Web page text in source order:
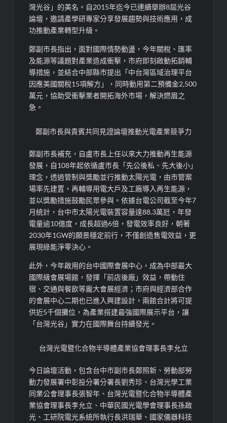
灣光谷」的美名。自2015年迄今已連續舉辦8屆光谷
論壇，邀請產學研專家分享發展趨勢與技術應用，成
功推動產業轉型升級。
鄭副市長指出，面對國際情勢動盪，今年關稅、匯率
及能源等議題對產業造成衝擊，市府即刻啟動拓銷輔
導措施，並結合中部縣市提出「中台灣區域治理平台
因應美國關稅15項解方」，同時動用第二預備金2,500
萬元，協助受衝擊業者開拓海外市場，解決燃眉之
急。
鄭副市長與貴賓共同見證論壇推動光電產業競爭力
鄭副市長補充，自盧市長上任以來大力推動再生能源
發展，自108年起依循盧市長「先公後私、先大後小」
理念，透過管制與獎勵並行推動太陽光電，由市管案
場率先建置，再輔導用電大戶及工廠導入再生能源，
並以獎勵措施鼓勵民眾參與。依據台電公司截至今年7
月統計，台中市太陽光電裝置容量達88.3萬瓩，年發
電量逾10億度，成長超過6倍，發電效率良好，朝著
2030年1GW的願景穩定前行，不僅創造售電效益，更
展現綠能淨零決心。
此外，今年啟用的台中國際會展中心，成為中部最大
國際級會展場館，發揮「前店後廠」效益，帶動住
宿、交通與餐飲等龐大會展經濟；市府與經濟部合作
的會展中心二期也已進入興建設計，兩館合計將可提
供近5千個攤位，為產業搭建最強國際展示平台，讓
「台灣光谷」實力在國際舞台持續發光。
台灣光電暨化合物半導體產業協會理事長李允立
今日論壇活動，包含台中市副市長鄭照新、勞動部勞
動力發展署中彰投分署分署長劉秀珍、台灣光學工業
同業公會理事長張智年、台灣光電暨化合物半導體產
業協會理事長李允立、中華民國光電學會理事長孫啟
光、工研院電光系統所執行長洪瑞華、國家儀器科技